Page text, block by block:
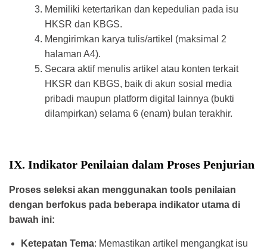
Memiliki ketertarikan dan kepedulian pada isu
HKSR dan KBGS.
Mengirimkan karya tulis/artikel (maksimal 2
halaman A4).
Secara aktif menulis artikel atau konten terkait
HKSR dan KBGS, baik di akun sosial media
pribadi maupun platform digital lainnya (bukti
dilampirkan) selama 6 (enam) bulan terakhir.
IX. Indikator Penilaian dalam Proses Penjurian
Proses seleksi akan menggunakan tools penilaian
dengan berfokus pada beberapa indikator utama di
bawah ini:
Ketepatan Tema: Memastikan artikel mengangkat isu